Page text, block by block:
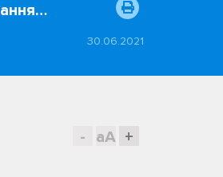
30.06.2021
- aA +